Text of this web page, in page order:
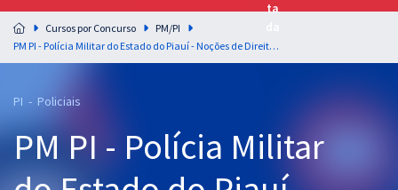
Preparação completa e intensiva para as principais
residências em saúde do Brasil
Cursos 20% OFF
Pós
Cursos por Concurso
PM/PI
PM PI - Polícia Militar do Estado do Piauí - Noções de Direito para Praça PM (Soldado PM) - Professores: Equipe Gran (Pós-Edital)
PI - Policiais
PM PI - Polícia Militar